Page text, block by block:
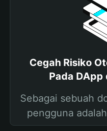
Cegah Risiko
Pada DApp
Sebagai sebuah
pengguna